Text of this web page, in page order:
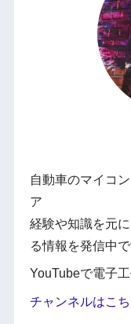
自動車のマイコ
ア
経験や知識を元
る情報を発信中
YouTubeで電子
チャンネルはこ